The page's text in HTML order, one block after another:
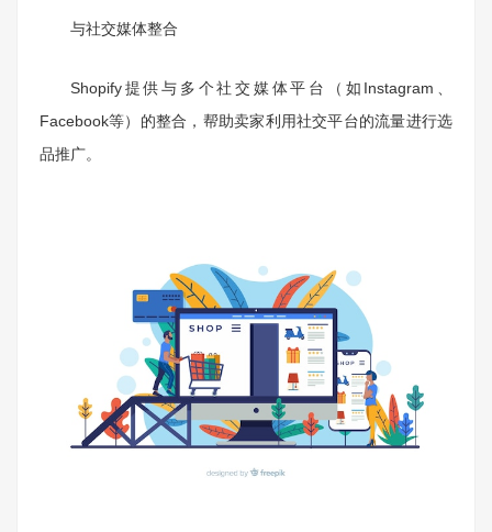
与社交媒体整合
Shopify提供与多个社交媒体平台（如Instagram、
Facebook等）的整合，帮助卖家利用社交平台的流量进行选
品推广。